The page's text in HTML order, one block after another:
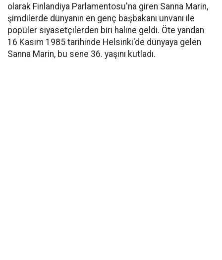
olarak Finlandiya Parlamentosu'na giren Sanna Marin,
şimdilerde dünyanın en genç başbakanı unvanı ile
popüler siyasetçilerden biri haline geldi. Öte yandan
16 Kasım 1985 tarihinde Helsinki'de dünyaya gelen
Sanna Marin, bu sene 36. yaşını kutladı.